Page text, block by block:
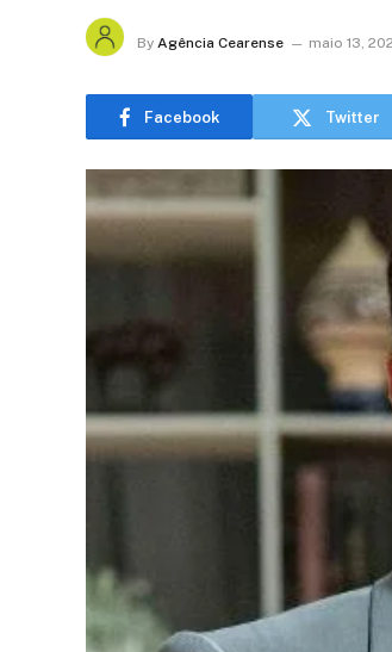
By Agência Cearense maio 13,
Facebook Twitter